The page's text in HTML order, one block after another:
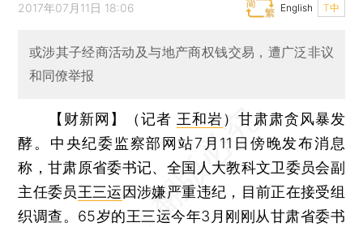
2017年07月11日 18:06 T中
English
或涉其子经商活动及与地产商权钱交易，遭广泛非议
和同僚举报
【财新网】（记者 王和岩） 甘肃肃贪风暴发
酵。中央纪委监察部网站7月11日傍晚发布消息
称，甘肃原省委书记、全国人大教科文卫委员会副
主任委员王三运 因涉嫌严重违纪，目前正在接受组
织调查。65岁的王三运今年3月刚刚从甘肃省委书